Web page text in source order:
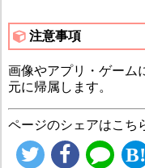
注意事項
画像やアプリ・ゲーム
元に帰属します。
ページのシェアはこち